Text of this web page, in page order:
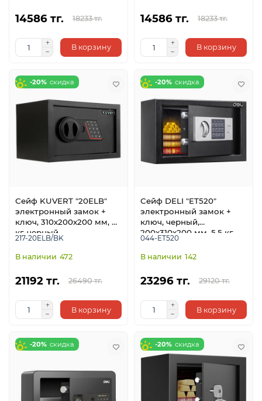
14586 тг. 18233 тг.
В корзину
14586 тг. 18233 тг.
В корзину
-20%
Сейф KUVERT "20ELB"
электронный замок +
ключ, 310х200х200 мм, 4
кг, черный
217-20ELB/BK
472
21192 тг. 26490 тг.
В корзину
-20%
Сейф DELI "ET520"
электронный замок +
ключ, черный,
200х310х200 мм, 5,5 кг
044-ET520
142
23296 тг. 29120 тг.
В корзину
-20% -20%